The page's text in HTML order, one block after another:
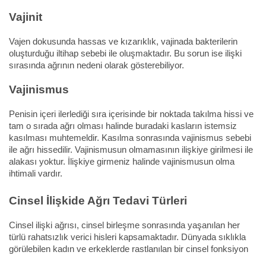
Vajinit
Vajen dokusunda hassas ve kızarıklık, vajinada bakterilerin
oluşturduğu iltihap sebebi ile oluşmaktadır. Bu sorun ise ilişki
sırasında ağrının nedeni olarak gösterebiliyor.
Vajinismus
Penisin içeri ilerlediği sıra içerisinde bir noktada takılma hissi ve
tam o sırada ağrı olması halinde buradaki kasların istemsiz
kasılması muhtemeldir. Kasılma sonrasında vajinismus sebebi
ile ağrı hissedilir. Vajinismusun olmamasının ilişkiye girilmesi ile
alakası yoktur. İlişkiye girmeniz halinde vajinismusun olma
ihtimali vardır.
Cinsel İlişkide Ağrı Tedavi Türleri
Cinsel ilişki ağrısı, cinsel birleşme sonrasında yaşanılan her
türlü rahatsızlık verici hisleri kapsamaktadır. Dünyada sıklıkla
görülebilen kadın ve erkeklerde rastlanılan bir cinsel fonksiyon